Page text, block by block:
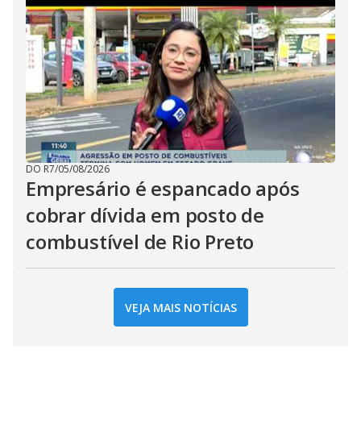
DO R7/05/08/2026
Empresário é espancado após
cobrar dívida em posto de
combustível de Rio Preto
VEJA MAIS NOTÍCIAS